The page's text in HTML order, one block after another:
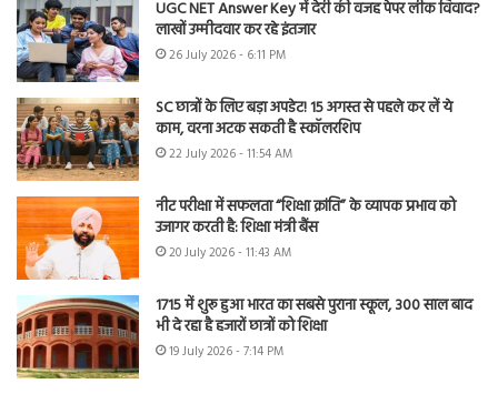
UGC NET Answer Key में देरी की वजह पेपर लीक विवाद?
लाखों उम्मीदवार कर रहे इंतजार
26 July 2026 - 6:11 PM
SC छात्रों के लिए बड़ा अपडेट! 15 अगस्त से पहले कर लें ये
काम, वरना अटक सकती है स्कॉलरशिप
22 July 2026 - 11:54 AM
नीट परीक्षा में सफलता “शिक्षा क्रांति” के व्यापक प्रभाव को
उजागर करती है: शिक्षा मंत्री बैंस
20 July 2026 - 11:43 AM
1715 में शुरू हुआ भारत का सबसे पुराना स्कूल, 300 साल बाद
भी दे रहा है हजारों छात्रों को शिक्षा
19 July 2026 - 7:14 PM